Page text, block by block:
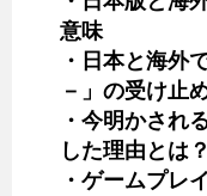
意味
・日本と海外
－」の受け止
・今明かされ
した理由とは？
・ゲームプレ